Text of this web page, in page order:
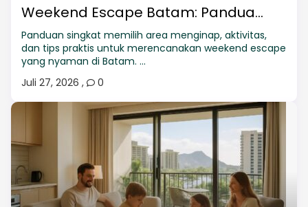
Weekend Escape Batam: Pandua...
Panduan singkat memilih area menginap, aktivitas,
dan tips praktis untuk merencanakan weekend escape
yang nyaman di Batam. ...
Juli 27, 2026 , 0